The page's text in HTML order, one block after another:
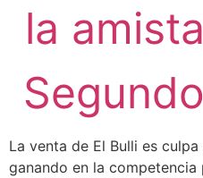
la
La venta de El Bulli es
ganando en la